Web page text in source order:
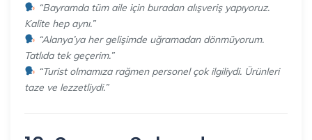
“Bayramda tüm aile için buradan alışveriş yapıyoruz.
Kalite hep aynı.”
“Alanya’ya her gelişimde uğramadan dönmüyorum.
Tatlıda tek geçerim.”
“Turist olmamıza rağmen personel çok ilgiliydi. Ürünleri
taze ve lezzetliydi.”